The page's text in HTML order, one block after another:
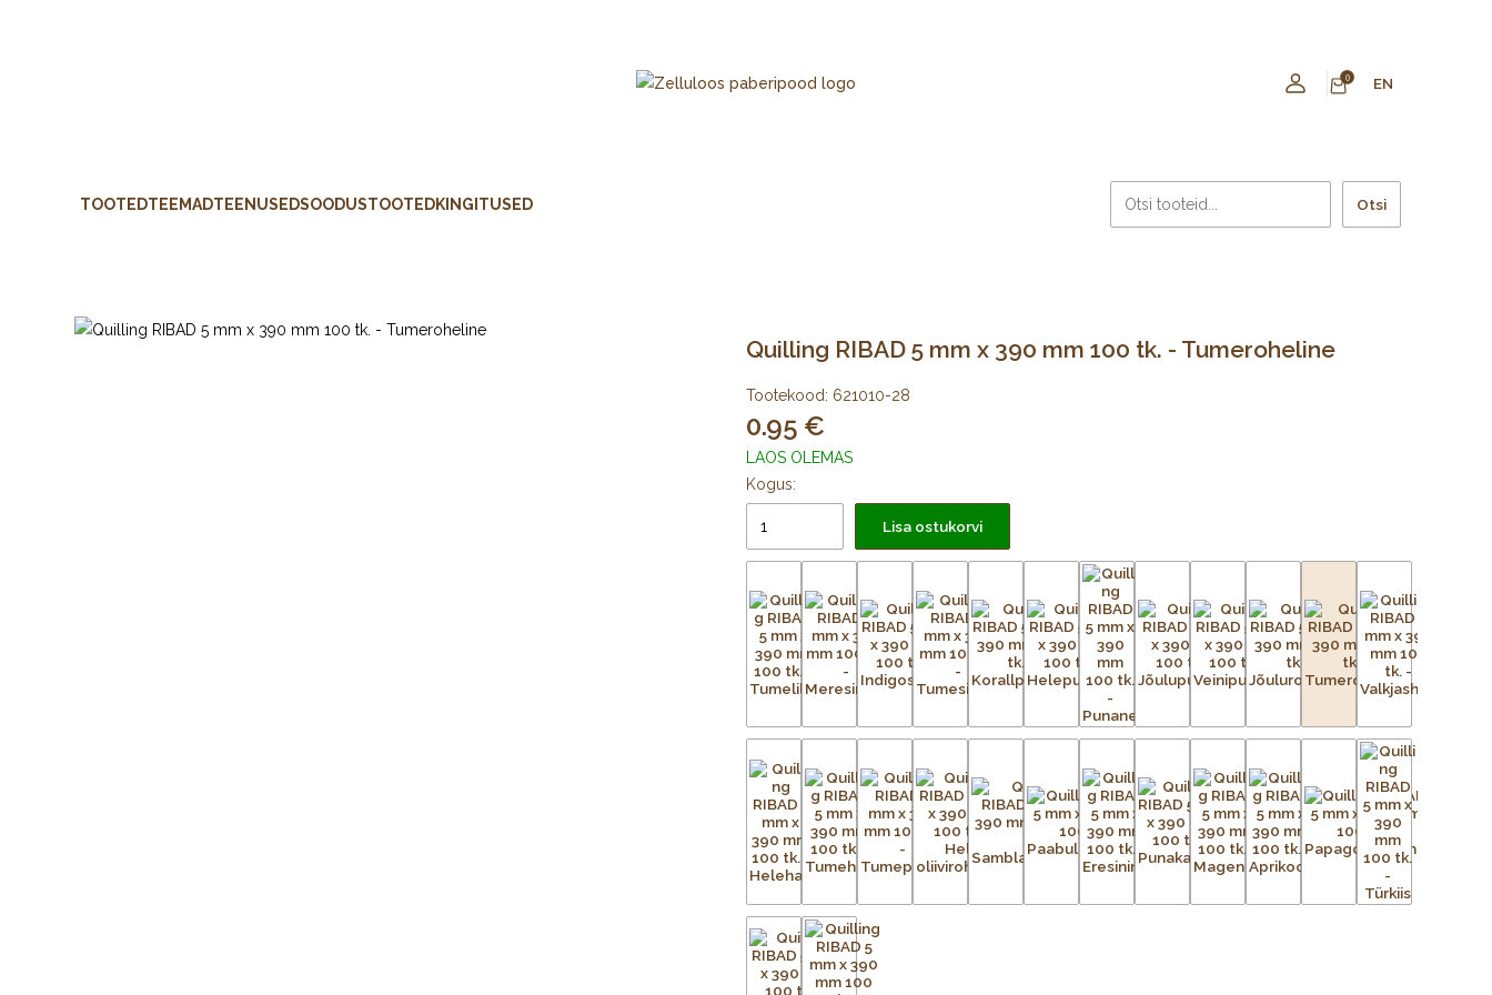
0 EN
TOOTEDTEEMADTEENUSEDSOODUSTOOTEDKINGITUSED Otsi
Quilling RIBAD 5 mm x 390 mm 100 tk. - Tumeroheline
Tootekood: 621010-28
0.95
LAOS OLEMAS
Kogus:
Lisa ostukorvi